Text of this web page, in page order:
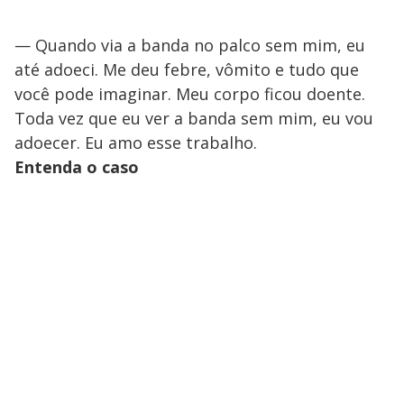
— Quando via a banda no palco sem mim, eu
até adoeci. Me deu febre, vômito e tudo que
você pode imaginar. Meu corpo ficou doente.
Toda vez que eu ver a banda sem mim, eu vou
adoecer. Eu amo esse trabalho.
Entenda o caso